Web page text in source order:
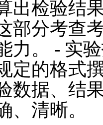
出检验结
部分考查
力。 - 实
定的格式
数据、结
、清晰。